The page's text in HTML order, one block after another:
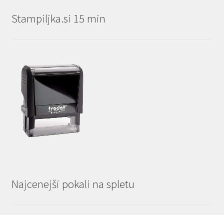
Stampiljka.si 15 min
Najcenejši pokali na spletu